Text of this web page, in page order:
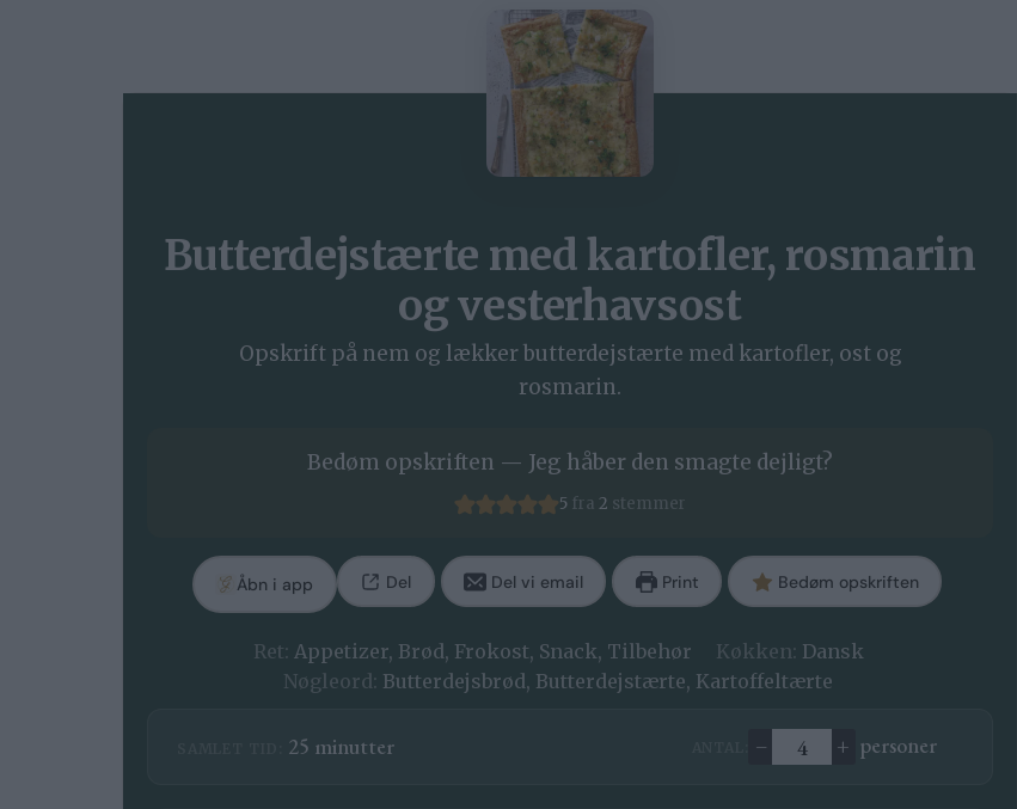
Butterdejstærte med kartofler, rosmarin
og vesterhavsost
Opskrift på nem og lækker butterdejstærte med kartofler, ost og
rosmarin.
Bedøm opskriften — Jeg håber den smagte dejligt?
5 fra 2 stemmer
Åbn i app Del Del vi email Print Bedøm opskriften
Ret:Appetizer, Brød, Frokost, Snack, Tilbehør Køkken: Dansk
Nøgleord: Butterdejsbrød, Butterdejstærte, Kartoffeltærte
25minutter
minutter
Ændre antal
– + personer